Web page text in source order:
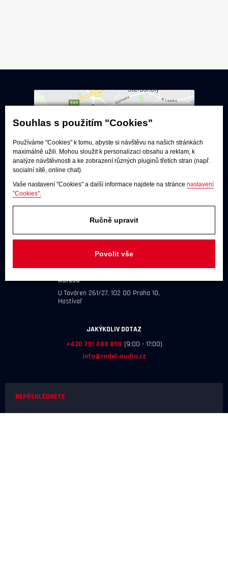
Souhlas s použitím "Cookies"
Používáme "Cookies" k tomu, abyste si návštěvu na našich stránkách
maximálně užili. Mohou sloužit k personalizaci obsahu a reklam, k
analýze návštěvnosti a ke zobrazení různých pluginů třetích stran (např.
socialní sítě, online chat).
Vaše nastavení "Cookies" a další informace najdete na stránce nastavení
"Cookies".
Ručně upravit
Povolit vše
Poslechové studio
9:00 - 12:00 / 13:00 - 17:00
Adresa
U Továren 261/27, 102 00 Praha 10,
Hostivař
JAKÝKOLIV DOTAZ
+420 731 488 859 (9:00 - 17:00)
info@rodel-audio.cz
NEPŘEHLÉDNĚTE
Naše realizace